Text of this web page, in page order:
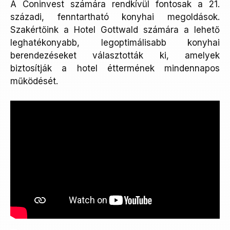
A Coninvest számára rendkívül fontosak a 21.
századi, fenntartható konyhai megoldások.
Szakértőink a Hotel Gottwald számára a lehető
leghatékonyabb, legoptimálisabb konyhai
berendezéseket választották ki, amelyek
biztosítják a hotel éttermének mindennapos
működését.